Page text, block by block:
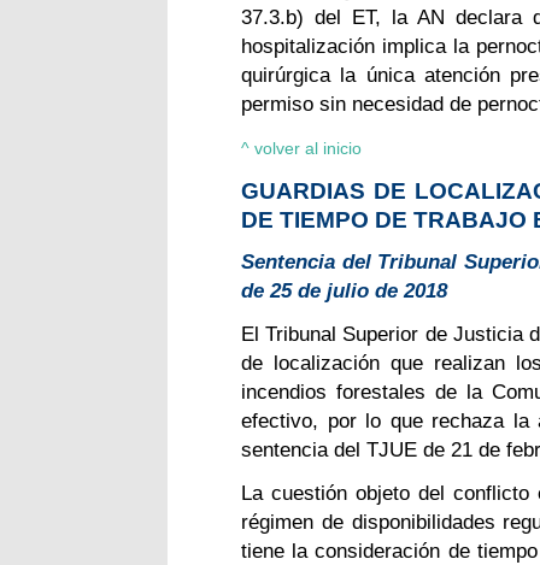
37.3.b) del ET, la AN declara
hospitalización implica la
quirúrgica la única atención
permiso sin necesidad de
^ volver al inicio
GUARDIAS DE
DE TIEMPO DE TRABAJO
Sentencia del Tribunal
de 25 de julio de 2018
El Tribunal Superior de Justicia
de localización que realizan
incendios forestales de la
efectivo, por lo que rechaza la
sentencia del TJUE de 21 de
La cuestión objeto del
régimen de disponibilidades
tiene la consideración de